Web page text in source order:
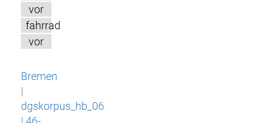
vor
fahrrad
vor
Bremen
|
dgskorpus_hb_06